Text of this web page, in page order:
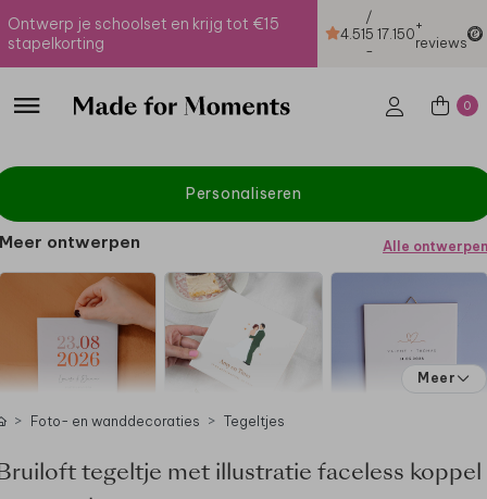
Ontwerp je schoolset en krijg tot €15
stapelkorting
4.51
/
5
-
17.150+
reviews
0
Personaliseren
Meer ontwerpen Alle ontwerpen
Meer
Foto- en wanddecoraties Tegeltjes
tegeltje met illustratie faceless koppel